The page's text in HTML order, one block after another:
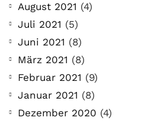
August 2021 (4)
Juli 2021 (5)
Juni 2021 (8)
März 2021 (8)
Februar 2021 (9)
Januar 2021 (8)
Dezember 2020 (4)